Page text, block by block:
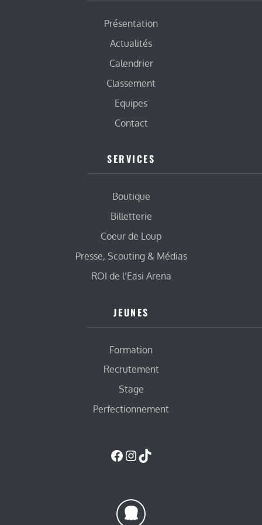
Présentation
Actualités
Calendrier
Classement
Equipes
Contact
SERVICES
Boutique
Billetterie
Coeur de Loup
Presse, Scouting & Médias
ROI de l’Easi Arena
JEUNES
Formation
Recrutement
Stage
Perfectionnement
Facebook
Instagram
TikTok